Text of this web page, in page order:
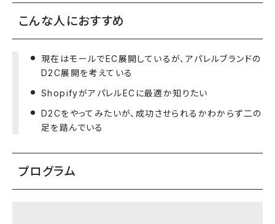
こんな人におすすめ
現在はモールでEC展開しているが、アパレルブランドの
D2C展開を考えている
ShopifyがアパレルECに最適か知りたい
D2Cをやってみたいが、成功させられるかわからず二の
足を踏んでいる
プログラム